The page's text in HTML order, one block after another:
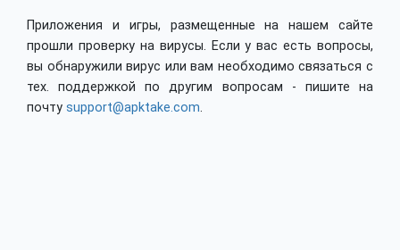
Приложения и игры, размещенные на нашем сайте
прошли проверку на вирусы. Если у вас есть вопросы,
вы обнаружили вирус или вам необходимо связаться с
тех. поддержкой по другим вопросам - пишите на
почту support@apktake.com.